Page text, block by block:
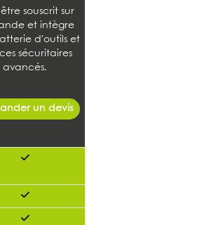
souscrit sur
et intègre
d'outils et
sécuritaires
avancés.
un devis